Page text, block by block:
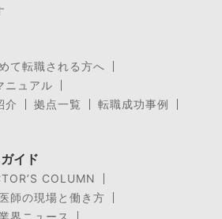
て転職される方へ
ニュアル
介
拠点一覧
転職成功事例
イド
COLUMN
医師の現場と働き方